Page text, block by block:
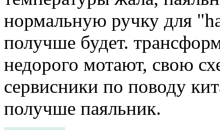
нормальную ручку для
получше будет.
недорого мотают, свою
сервисники по поводу
получше паяльник.